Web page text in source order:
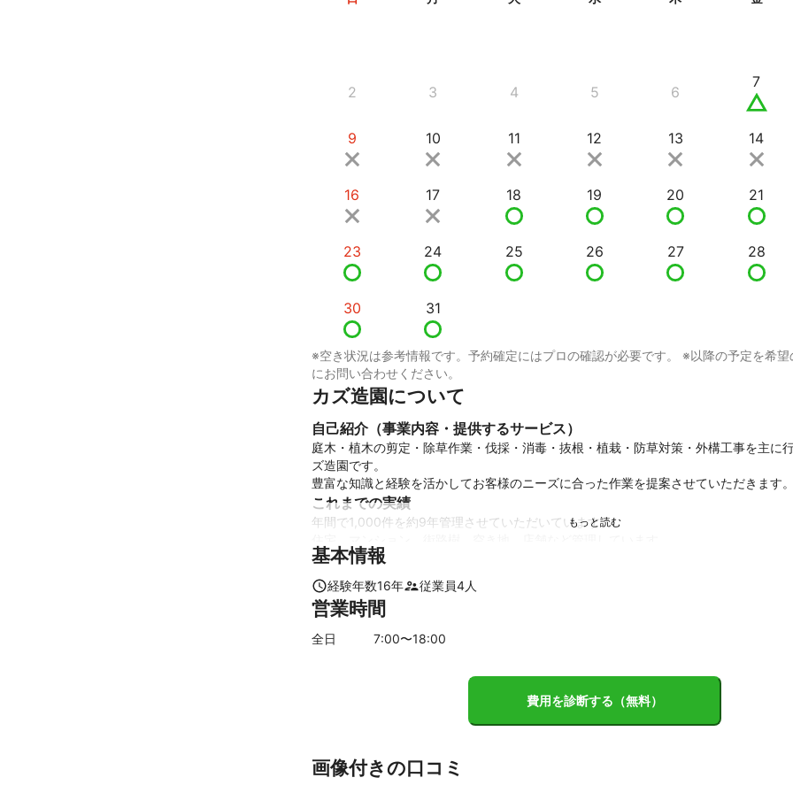
2 3 4 5 6
7
9 10 11 12 13 14
16 17 18 19 20 21
23 24 25 26 27 28
30 31
※空き状況は参考情報です。予約確定にはプロの確認が必要です。 ※以降の予定を希望
にお問い合わせください。
カズ造園について
自己紹介（事業内容・提供するサービス）
庭木・植木の剪定・除草作業・伐採・消毒・抜根・植栽・防草対策・外構工事を主に
ズ造園です。
豊富な知識と経験を活かしてお客様のニーズに合った作業を提案させていただきます。
これまでの実績
年間で1,000件を約9年管理させていただいています。
アピールポイント
1本1本に愛情を込めて丁寧な作業をさせていただきます。
基本情報
経験年数16年 従業員4人
営業時間
全日 7:00〜18:00
費用を診断する（無料）
画像付きの口コミ